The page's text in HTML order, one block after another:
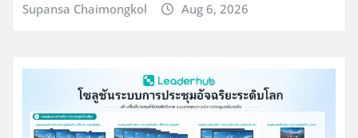
Supansa Chaimongkol Aug 6, 2026